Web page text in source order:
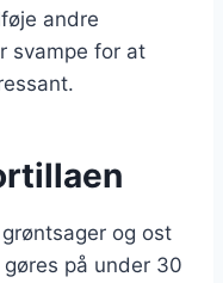
andre
svampe for at
og ost
på under 30